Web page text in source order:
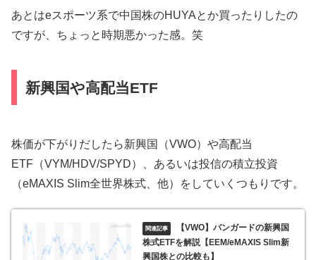
あとはeスポーツ系で中国株のHUYAとか買ったりしたの
ですが、ちょっと時期悪かった感。笑
新興国や高配当ETF
株価が下がりだしたら新興国（VWO）や高配当
ETF（VYM/HDV/SPYD）、あるいは投信の積立投資
（eMAXIS Slim全世界株式、他）をしていくつもりです。
【VWO】バンガードの新興国
株式ETFを解説【EEM/eMAXIS Slim新
興国株との比較も】